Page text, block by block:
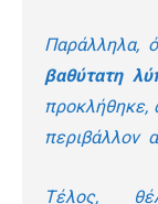
Παράλληλα,
βαθύτατη
προκλήθηκε,
περιβάλλον
Τέλος,